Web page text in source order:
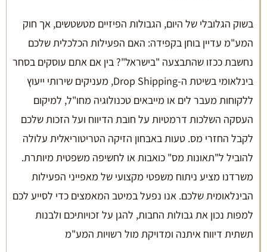
בשוק הגלובלי של היום, הגבולות הפיזיים מטשטשים, אך חוק
המע"מ עדיין בוחן בקפידה: האם הפעילות הכלכלית שלכם
נחשבת ככזו שהתבצעה "בישראל"? בין אם אתם עוסקים בסחר
בינלאומי בשיטת ה-Drop Shipping, מעניקים שירותי ייעוץ
ללקוחות מעבר לים או מייבאים טכנולוגיה מחו"ל, למיקום
העסקה השלכות דרמטיות על חובת הדיווח ועל הזכות שלכם
לקבל החזרי מס. טעות באבחון הזיקה הטריטוריאלית עלולה
להוביל ל"תאונות מס" כואבות או לחשיפה משפטית מיותרת.
משרדנו מציע ניתוח משפטי מקצועי של מאפייני הפעילות
הבינלאומית שלכם. אנו נפעל במיטב המאמצים כדי לסייע לכם
למפות נכון את גבולות החבות, להגן על זכויותיכם ולבנות
תשתית דיווח איתנה ומדויקת מול רשויות המע"מ